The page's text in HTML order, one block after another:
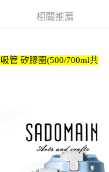
支付方式。 讓您購物簡單
跳轉至「AFTEE先享後付」
中的連結，可透過四大超商／
交易完成。
若您需要取消訂單，請聯絡
為有效，需透過AFTEE先享
相關推薦
管 矽膠圈(500/700ml共